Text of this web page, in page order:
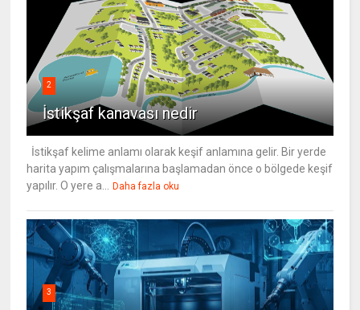
2
İstikşaf kanavası nedir
İstikşaf kelime anlamı olarak keşif anlamına gelir. Bir yerde
harita yapım çalışmalarına başlamadan önce o bölgede keşif
yapılır. O yere a...
Daha fazla oku
3